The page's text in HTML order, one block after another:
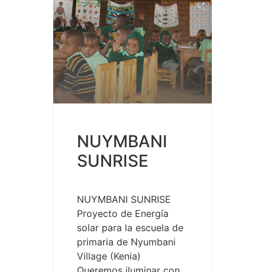
NUYMBANI
SUNRISE
NUYMBANI SUNRISE
Proyecto de Energía
solar para la escuela de
primaria de Nyumbani
Village (Kenia)